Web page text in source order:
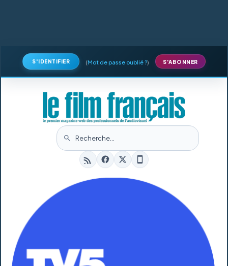
S'IDENTIFIER (Mot de passe oublié ?) S'ABONNER